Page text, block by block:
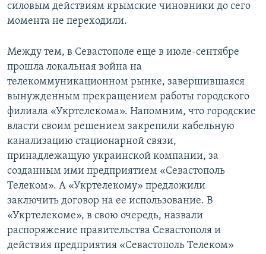
силовым действиям крымские чиновники до сего
момента не переходили.
Между тем, в Севастополе еще в июле-сентябре
прошла локальная война на
телекоммуникационном рынке, завершившаяся
вынужденным прекращением работы городского
филиала «Укртелекома». Напомним, что городские
власти своим решением закрепили кабельную
канализацию стационарной связи,
принадлежащую украинской компании, за
созданным ими предприятием «Севастополь
Телеком». А «Укртелекому» предложили
заключить договор на ее использование. В
«Укртелекоме», в свою очередь, назвали
распоряжение правительства Севастополя и
действия предприятия «Севастополь Телеком»